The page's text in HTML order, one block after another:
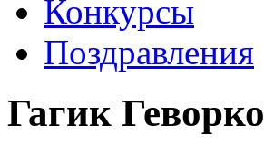
Конкурсы
Поздравления
Гагик